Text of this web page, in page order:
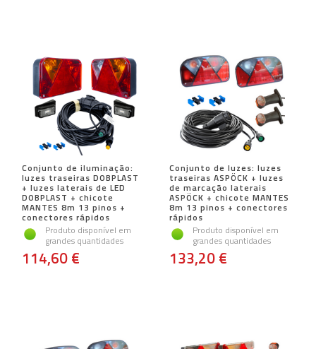
Conjunto de iluminação:
luzes traseiras DOBPLAST
+ luzes laterais de LED
DOBPLAST + chicote
MANTES 8m 13 pinos +
conectores rápidos
Produto disponível em
grandes quantidades
114,60 €
Conjunto de luzes: luzes
traseiras ASPÖCK + luzes
de marcação laterais
ASPÖCK + chicote MANTES
8m 13 pinos + conectores
rápidos
Produto disponível em
grandes quantidades
133,20 €